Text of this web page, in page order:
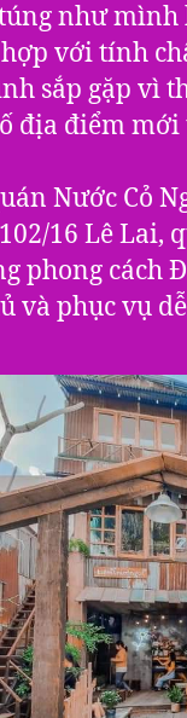
như
với tính
sắp gặp vì
địa điểm
Nước Cỏ
16 Lê Lai,
phong cách
và phục vụ